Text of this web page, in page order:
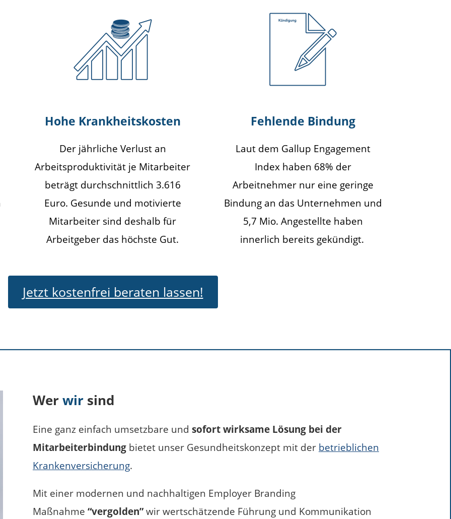
Hohe Krankheitskosten
Der jährliche Verlust an
Arbeitsproduktivität je Mitarbeiter
beträgt durchschnittlich 3.616
Euro. Gesunde und motivierte
Mitarbeiter sind deshalb für
Arbeitgeber das höchste Gut.
Fehlende Bindung
Laut dem Gallup Engagement
Index haben 68% der
Arbeitnehmer nur eine geringe
Bindung an das Unternehmen und
5,7 Mio. Angestellte haben
innerlich bereits gekündigt.
Jetzt kostenfrei beraten lassen!
Werwirsind
Eine ganz einfach umsetzbare und sofort wirksame Lösung bei der
Mitarbeiterbindung bietet unser Gesundheitskonzept mit der betrieblichen
Krankenversicherung.
Mit einer modernen und nachhaltigen Employer Branding
Maßnahme “vergolden”wir wertschätzende Führung und Kommunikation